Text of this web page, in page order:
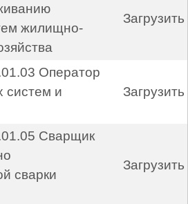
жилищно-
Загрузить
Оператор
и
Загрузить
Сварщик
сварки
Загрузить